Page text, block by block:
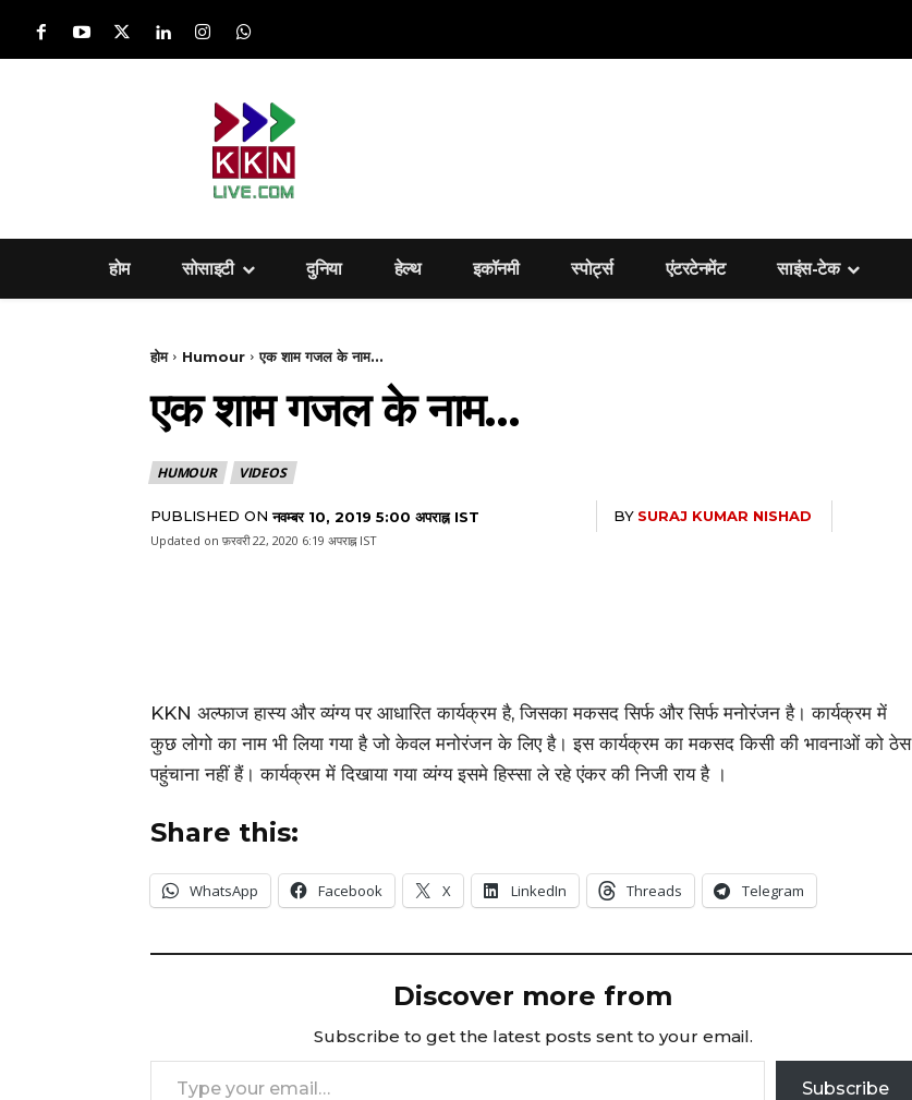
होम सोसाइटी दुनिया हेल्‍थ इकॉनमी स्पोर्ट्स एंटरटेनमेंट साइंस-टेक
होम Humour एक शाम गजल के नाम...
एक शाम गजल के नाम…
HUMOUR VIDEOS
PUBLISHED ON नवम्बर 10, 2019 5:00 अपराह्न IST BY SURAJ KUMAR NISHAD
Updated on फ़रवरी 22, 2020 6:19 अपराह्न IST
KKN अल्फाज हास्य और व्यंग्य पर आधारित कार्यक्रम है, जिसका मकसद सिर्फ और सिर्फ मनोरंजन है। कार्यक्रम में
कुछ लोगो का नाम भी लिया गया है जो केवल मनोरंजन के लिए है। इस कार्यक्रम का मकसद किसी की भावनाओं को ठेस
पहुंचाना नहीं हैं। कार्यक्रम में दिखाया गया व्यंग्य इसमे हिस्सा ले रहे एंकर की निजी राय है ।
Share this:
WhatsApp Facebook X LinkedIn Threads Telegram
Discover more from
Subscribe to get the latest posts sent to your email.
Type your email…
Subscribe